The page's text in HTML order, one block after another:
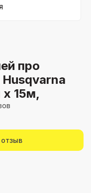
про
15м,